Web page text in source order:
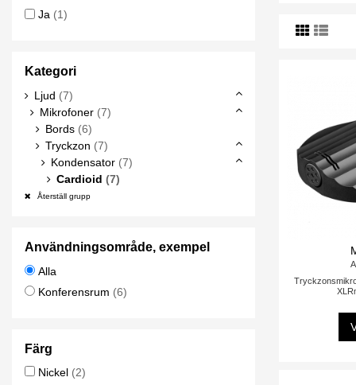
Ja (1)
Kategori
Ljud (7)
Mikrofoner (7)
Bords (6)
Tryckzon (7)
Kondensator (7)
Cardioid (7)
Återställ grupp
Användningsområde, exempel
Alla
Konferensrum (6)
Färg
Nickel (2)